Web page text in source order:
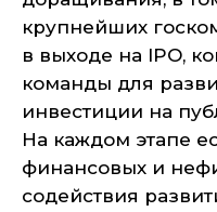
крупнейших
в выходе на IPO,
команды для
инвестиции на
На каждом этапе
финансовых и
содействия